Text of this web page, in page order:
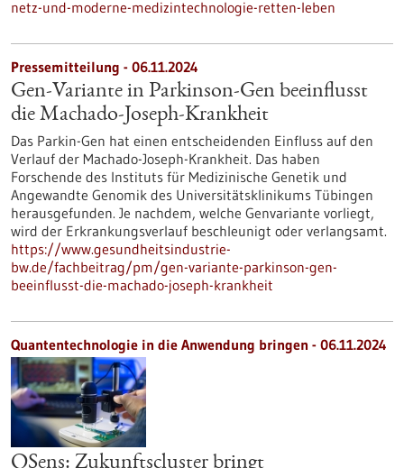
netz-und-moderne-medizintechnologie-retten-leben
Pressemitteilung - 06.11.2024
Gen-Variante in Parkinson-Gen beeinflusst
die Machado-Joseph-Krankheit
Das Parkin-Gen hat einen entscheidenden Einfluss auf den
Verlauf der Machado-Joseph-Krankheit. Das haben
Forschende des Instituts für Medizinische Genetik und
Angewandte Genomik des Universitätsklinikums Tübingen
herausgefunden. Je nachdem, welche Genvariante vorliegt,
wird der Erkrankungsverlauf beschleunigt oder verlangsamt.
https://www.gesundheitsindustrie-
bw.de/fachbeitrag/pm/gen-variante-parkinson-gen-
beeinflusst-die-machado-joseph-krankheit
Quantentechnologie in die Anwendung bringen - 06.11.2024
QSens: Zukunftscluster bringt